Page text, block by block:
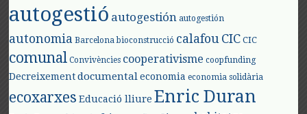
autogestió autogestión autogestión
autonomia Barcelona bioconstrucció calafou CIC CIC
comunal Convivències cooperativisme coopfunding
Decreixement documental economia economia solidària
ecoxarxes Educació lliure Enric Duran